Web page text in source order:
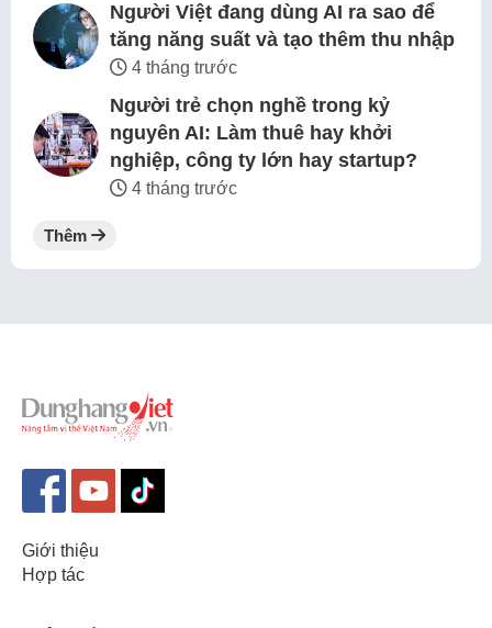
Người Việt đang dùng AI ra sao để
tăng năng suất và tạo thêm thu nhập
4 tháng trước
Người trẻ chọn nghề trong kỷ
nguyên AI: Làm thuê hay khởi
nghiệp, công ty lớn hay startup?
4 tháng trước
Thêm
Giới thiệu
Hợp tác